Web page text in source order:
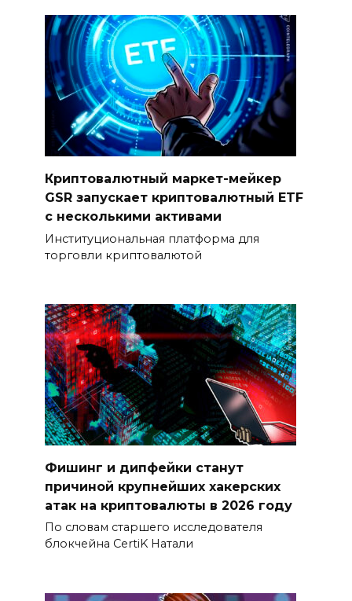
Криптовалютный маркет-мейкер
GSR запускает криптовалютный ETF
с несколькими активами
Институциональная платформа для
торговли криптовалютой
Фишинг и дипфейки станут
причиной крупнейших хакерских
атак на криптовалюты в 2026 году
По словам старшего исследователя
блокчейна CertiK Натали